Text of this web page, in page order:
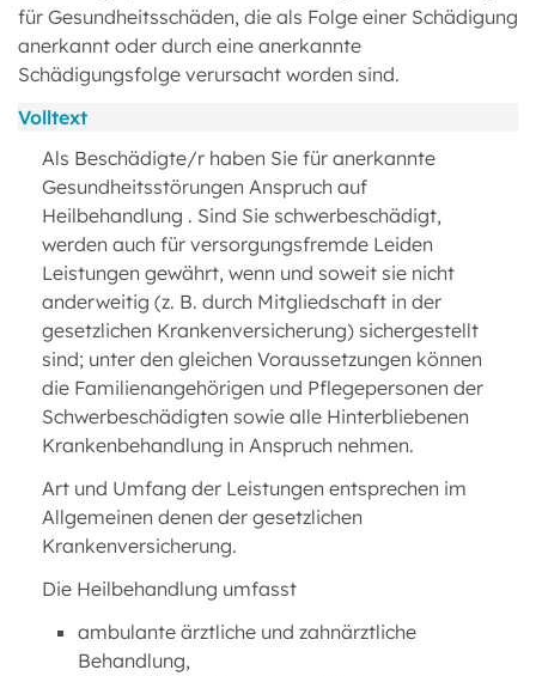
für Gesundheitsschäden, die als Folge einer Schädigung
anerkannt oder durch eine anerkannte
Schädigungsfolge verursacht worden sind.
Volltext
Als Beschädigte/r haben Sie für anerkannte
Gesundheitsstörungen Anspruch auf
Heilbehandlung . Sind Sie schwerbeschädigt,
werden auch für versorgungsfremde Leiden
Leistungen gewährt, wenn und soweit sie nicht
anderweitig (z. B. durch Mitgliedschaft in der
gesetzlichen Krankenversicherung) sichergestellt
sind; unter den gleichen Voraussetzungen können
die Familienangehörigen und Pflegepersonen der
Schwerbeschädigten sowie alle Hinterbliebenen
Krankenbehandlung in Anspruch nehmen.
Art und Umfang der Leistungen entsprechen im
Allgemeinen denen der gesetzlichen
Krankenversicherung.
Die Heilbehandlung umfasst
ambulante ärztliche und zahnärztliche
Behandlung,